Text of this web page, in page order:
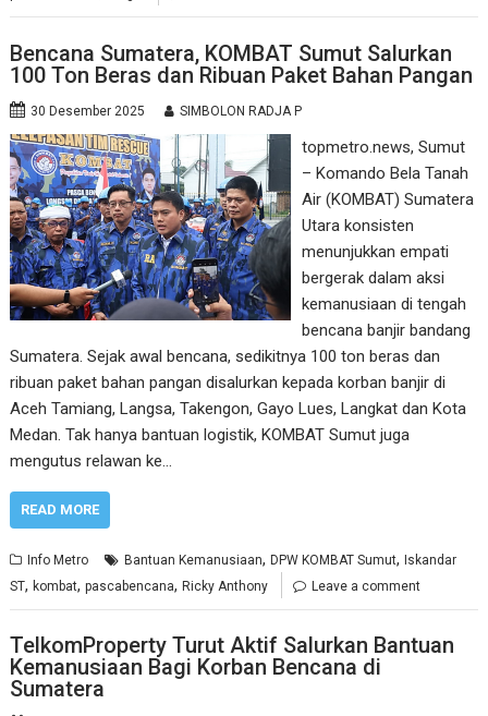
Bencana Sumatera, KOMBAT Sumut Salurkan
100 Ton Beras dan Ribuan Paket Bahan Pangan
30 Desember 2025 SIMBOLON RADJA P
topmetro.news, Sumut
– Komando Bela Tanah
Air (KOMBAT) Sumatera
Utara konsisten
menunjukkan empati
bergerak dalam aksi
kemanusiaan di tengah
bencana banjir bandang
Sumatera. Sejak awal bencana, sedikitnya 100 ton beras dan
ribuan paket bahan pangan disalurkan kepada korban banjir di
Aceh Tamiang, Langsa, Takengon, Gayo Lues, Langkat dan Kota
Medan. Tak hanya bantuan logistik, KOMBAT Sumut juga
mengutus relawan ke…
READ MORE
Info Metro Bantuan Kemanusiaan,DPW KOMBAT Sumut,Iskandar
ST,kombat,pascabencana,Ricky Anthony Leave a comment
TelkomProperty Turut Aktif Salurkan Bantuan
Kemanusiaan Bagi Korban Bencana di
Sumatera